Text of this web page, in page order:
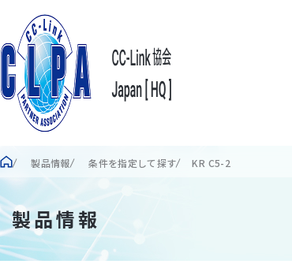
製品情報 条件を指定して探す KR C5-2
製品情報